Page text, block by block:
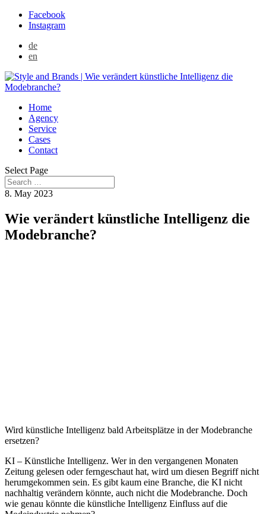
Facebook
Instagram
de
en
Home
Agency
Service
Cases
Contact
Select Page
8. May 2023
Wie verändert künstliche Intelligenz die
Modebranche?
Wird künstliche Intelligenz bald Arbeitsplätze in der Modebranche
ersetzen?
KI – Künstliche Intelligenz. Wer in den vergangenen Monaten
Zeitung gelesen oder ferngeschaut hat, wird um diesen Begriff nicht
herumgekommen sein. Es gibt kaum eine Branche, die KI nicht
nachhaltig verändern könnte, auch nicht die Modebranche. Doch
wie genau könnte die künstliche Intelligenz Einfluss auf die